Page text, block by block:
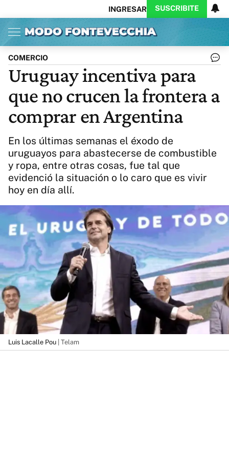
INGRESAR SUSCRIBITE
Inicio Ahora
Opinión
Política
Ciencia
Cultura
Arte
Educación
Internacional
Deportes
CARAS
Exitoina
Turismo
Videos
Córdoba
Reperfilar
Business
Caras
Exitoina
Gaming
Vivo
Diario del Juicio
Actualidad
COMERCIO
Uruguay incentiva para
que no crucen la frontera a
comprar en Argentina
En los últimas semanas el éxodo de
uruguayos para abastecerse de combustible
y ropa, entre otras cosas, fue tal que
evidenció la situación o lo caro que es vivir
hoy en día allí.
Luis Lacalle Pou | Telam